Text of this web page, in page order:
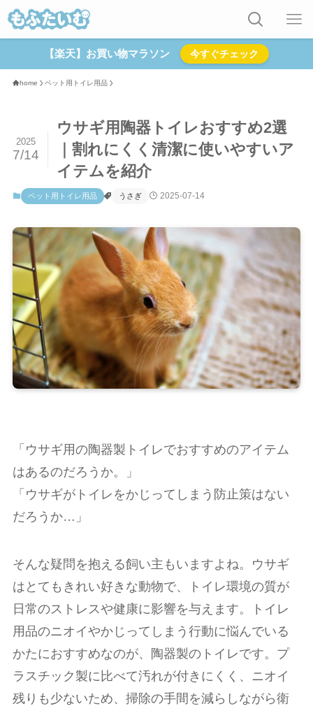
【楽天】お買い物マラソン 今すぐチェック
home ペット用トイレ用品
ウサギ用陶器トイレおすすめ2選
｜割れにくく清潔に使いやすいア
イテムを紹介
2025
7/14
ペット用トイレ用品 うさぎ 2025-07-14
「ウサギ用の陶器製トイレでおすすめのアイテム
はあるのだろうか。」
「ウサギがトイレをかじってしまう防止策はない
だろうか…」
そんな疑問を抱える飼い主もいますよね。ウサギ
はとてもきれい好きな動物で、トイレ環境の質が
日常のストレスや健康に影響を与えます。トイレ
用品のニオイやかじってしまう行動に悩んでいる
かたにおすすめなのが、陶器製のトイレです。プ
ラスチック製に比べて汚れが付きにくく、ニオイ
残りも少ないため、掃除の手間を減らしながら衛